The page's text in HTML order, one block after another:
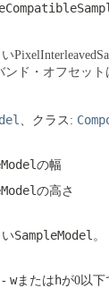
ンド・オフセット
、クラス:
の幅
の高さ
SampleModel 。
- wまたは hが0以下